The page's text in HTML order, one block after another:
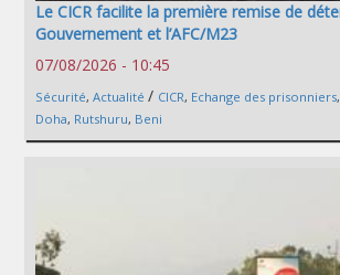
Le CICR facilite la première remise de
Gouvernement et l’AFC/M23
07/08/2026 - 10:45
Sécurité, Actualité / CICR, Echange des prisonniers,
Doha, Rutshuru, Beni